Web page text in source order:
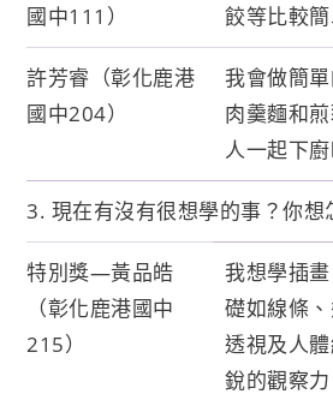
國中111）
餃等比較
許芳睿（彰化鹿港
國中204）
我會做簡
肉羹麵和
人一起下
3. 現在有沒有很想學的事？你想
特別獎—黃品皓
（彰化鹿港國中
215）
我想學插
礎如線條
透視及人
銳的觀察